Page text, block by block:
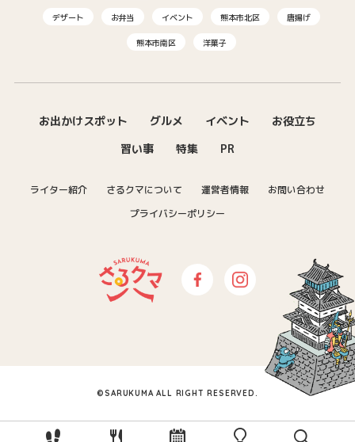
デザート お弁当 イベント 熊本市北区 唐揚げ
熊本市南区 洋菓子
さるクマ-さるこう、熊本-｜熊本の
Facebook Instagram
お出かけスポット グルメ イベント
お役立ち
習い事
特集 PR
ライター紹介 さるクマについて 運営者情報
お問い合わせ
プライバシーポリシー
©SARUKUMA ALL RIGHT RESERVED.